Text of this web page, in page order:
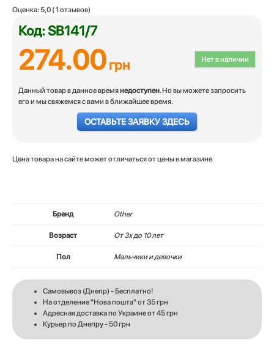
Оценка: 5,0 (1 отзывов)
Код: SB141/7
Нет в наличии
274.00грн
Данный товар в данное времянедоступен. Но вы можете запросить
его и мы свяжемся с вами в ближайшее время.
ОСТАВЬТЕ ЗАЯВКУ ЗДЕСЬ
Цена товара на сайте может отличаться от цены в магазине
Бренд Other
Возраст От 3х до 10 лет
Пол Мальчики и девочки
Самовывоз (Днепр) - Бесплатно!
На отделение "Нова пошта" от 35 грн
Адресная доставка по Украине от 45 грн
Курьер по Днепру - 50 грн